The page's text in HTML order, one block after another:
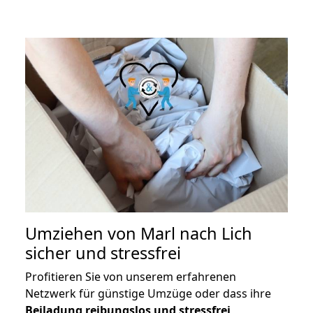
Umziehen von Marl nach Lich
sicher und stressfrei
Profitieren Sie von unserem erfahrenen
Netzwerk für günstige Umzüge oder dass ihre